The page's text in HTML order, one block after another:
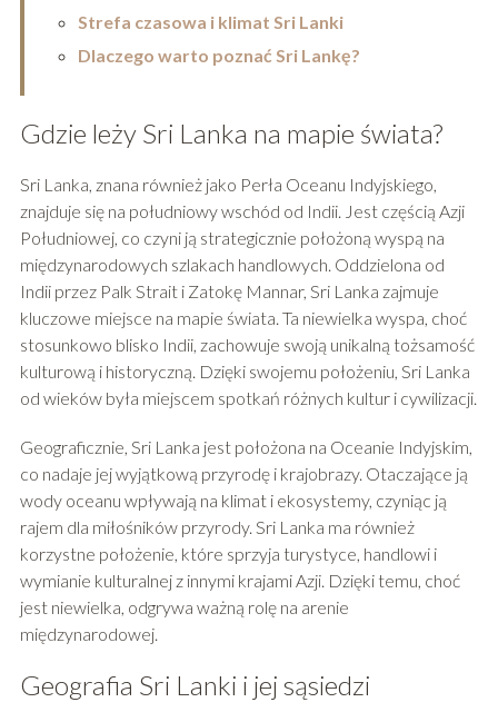
Strefa czasowa i klimat Sri Lanki
Dlaczego warto poznać Sri Lankę?
Gdzie leży Sri Lanka na mapie świata?
Sri Lanka, znana również jako Perła Oceanu Indyjskiego,
znajduje się na południowy wschód od Indii. Jest częścią Azji
Południowej, co czyni ją strategicznie położoną wyspą na
międzynarodowych szlakach handlowych. Oddzielona od
Indii przez Palk Strait i Zatokę Mannar, Sri Lanka zajmuje
kluczowe miejsce na mapie świata. Ta niewielka wyspa, choć
stosunkowo blisko Indii, zachowuje swoją unikalną tożsamość
kulturową i historyczną. Dzięki swojemu położeniu, Sri Lanka
od wieków była miejscem spotkań różnych kultur i cywilizacji.
Geograficznie, Sri Lanka jest położona na Oceanie Indyjskim,
co nadaje jej wyjątkową przyrodę i krajobrazy. Otaczające ją
wody oceanu wpływają na klimat i ekosystemy, czyniąc ją
rajem dla miłośników przyrody. Sri Lanka ma również
korzystne położenie, które sprzyja turystyce, handlowi i
wymianie kulturalnej z innymi krajami Azji. Dzięki temu, choć
jest niewielka, odgrywa ważną rolę na arenie
międzynarodowej.
Geografia Sri Lanki i jej sąsiedzi